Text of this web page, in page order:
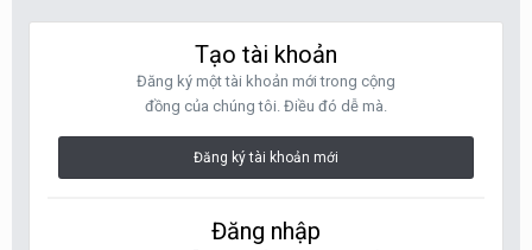
Tạo tài khoản
Đăng ký một tài khoản mới trong cộng
đồng của chúng tôi. Điều đó dễ mà.
Đăng ký tài khoản mới
Đăng nhập